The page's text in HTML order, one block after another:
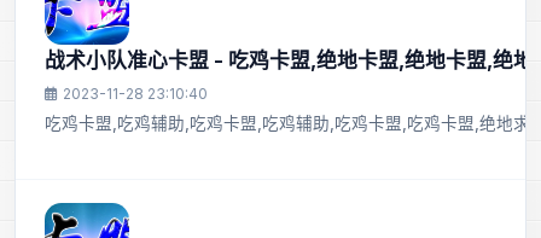
战术小队准心卡盟 - 吃鸡卡盟,绝地卡盟,绝地卡盟,绝地
2023-11-28 23:10:40
吃鸡卡盟,吃鸡辅助,吃鸡卡盟,吃鸡辅助,吃鸡卡盟,吃鸡卡盟,绝地求